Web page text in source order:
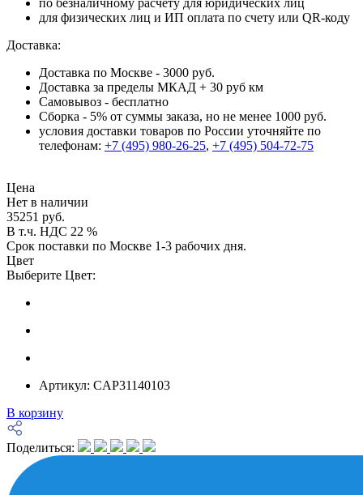
по безналичному расчету для юридических лиц
для физических лиц и ИП оплата по счету или QR-коду
Доставка:
Доставка по Москве - 3000 руб.
Доставка за пределы МКАД + 30 руб км
Самовывоз - бесплатно
Сборка - 5% от суммы заказа, но не менее 1000 руб.
условия доставки товаров по России уточняйте по
телефонам: +7 (495) 980-26-25, +7 (495) 504-72-75
Цена
Нет в наличии
35251 руб.
В т.ч. НДС 22 %
Срок поставки по Москве 1-3 рабочих дня.
Цвет
Выберите Цвет:
Артикул: CAP31140103
В корзину
Поделиться: